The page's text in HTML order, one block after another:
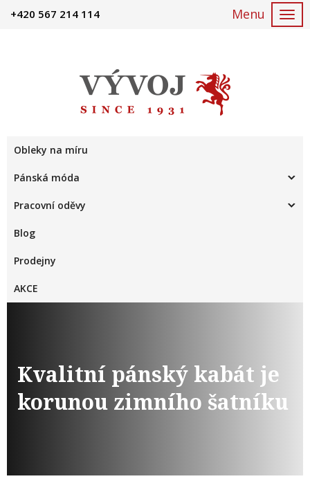
+420 567 214 114
Obleky na míru
Pánská móda
Pracovní oděvy
Blog
Prodejny
AKCE
Kvalitní pánský kabát je
korunou zimního šatníku